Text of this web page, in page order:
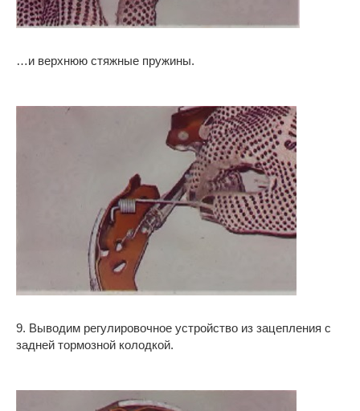
…и верхнюю стяжные пружины.
9. Выводим регулировочное устройство из зацепления с
задней тормозной колодкой.